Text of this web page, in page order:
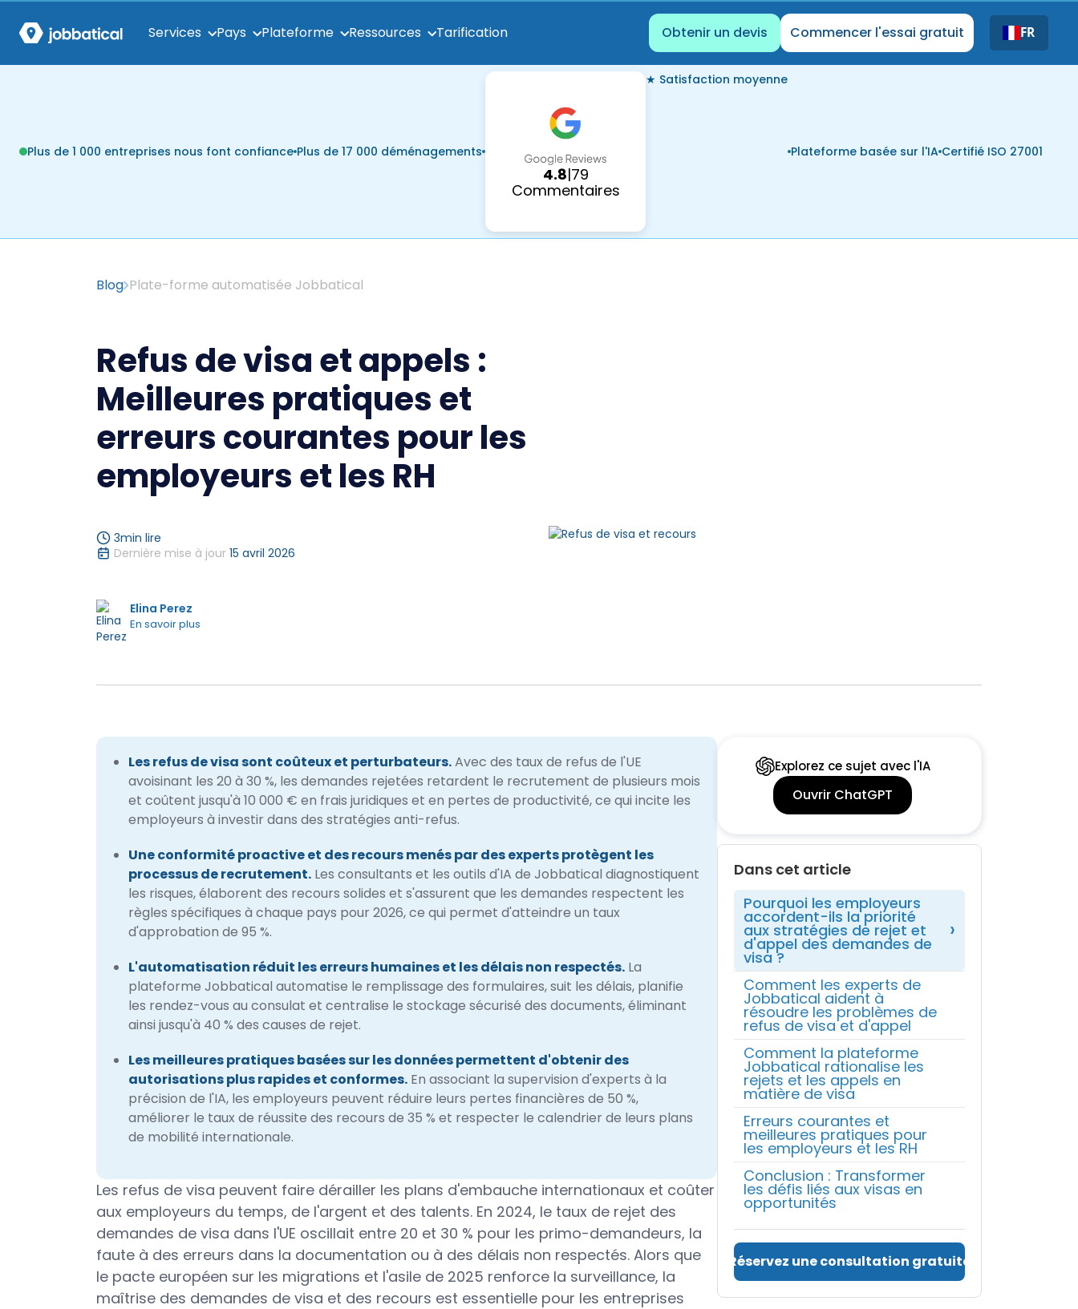
Services Pays Plateforme Ressources Tarification Obtenir un devis Commencer l'essai gratuit FR
Plus de 1 000 entreprises nous font confiance Plus de 17 000 déménagements
4.8|79
Commentaires
★ Satisfaction moyenne
Plateforme basée sur l'IA Certifié ISO 27001
Blog Plate-forme automatisée Jobbatical
Refus de visa et appels :
Meilleures pratiques et
erreurs courantes pour les
employeurs et les RH
3min lire
Dernière mise à jour 15 avril 2026
Elina Perez
En savoir plus
Les refus de visa sont coûteux et perturbateurs.Avec des taux de refus de l'UE
avoisinant les 20 à 30 %, les demandes rejetées retardent le recrutement de plusieurs mois
et coûtent jusqu'à 10 000 € en frais juridiques et en pertes de productivité, ce qui incite les
employeurs à investir dans des stratégies anti-refus.
Une conformité proactive et des recours menés par des experts protègent les
processus de recrutement. Les consultants et les outils d'IA de Jobbatical diagnostiquent
les risques, élaborent des recours solides et s'assurent que les demandes respectent les
règles spécifiques à chaque pays pour 2026, ce qui permet d'atteindre un taux
d'approbation de 95 %.
L'automatisation réduit les erreurs humaines et les délais non respectés. La
plateforme Jobbatical automatise le remplissage des formulaires, suit les délais, planifie
les rendez-vous au consulat et centralise le stockage sécurisé des documents, éliminant
ainsi jusqu'à 40 % des causes de rejet.
Les meilleures pratiques basées sur les données permettent d'obtenir des
autorisations plus rapides et conformes. En associant la supervision d'experts à la
précision de l'IA, les employeurs peuvent réduire leurs pertes financières de 50 %,
améliorer le taux de réussite des recours de 35 % et respecter le calendrier de leurs plans
de mobilité internationale.
Les refus de visa peuvent faire dérailler les plans d'embauche internationaux et coûter
aux employeurs du temps, de l'argent et des talents. En 2024, le taux de rejet des
demandes de visa dans l'UE oscillait entre 20 et 30 % pour les primo-demandeurs, la
faute à des erreurs dans la documentation ou à des délais non respectés. Alors que
le pacte européen sur les migrations et l'asile de 2025 renforce la surveillance, la
maîtrise des demandes de visa et des recours est essentielle pour les entreprises
Explorez ce sujet avec l'IA
Ouvrir ChatGPT
Dans cet article
Pourquoi les employeurs
accordent-ils la priorité
aux stratégies de rejet et
d'appel des demandes de
visa ?
Comment les experts de
Jobbatical aident à
résoudre les problèmes de
refus de visa et d'appel
Comment la plateforme
Jobbatical rationalise les
rejets et les appels en
matière de visa
Erreurs courantes et
meilleures pratiques pour
les employeurs et les RH
Conclusion : Transformer
les défis liés aux visas en
opportunités
Réservez une consultation gratuite